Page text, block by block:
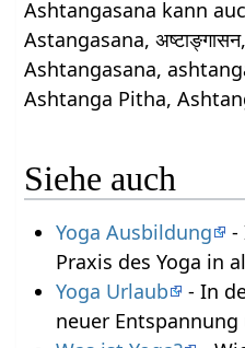
Ashtangasana kann
Astangasana,
Ashtangasana,
Ashtanga Pitha,
Siehe auch
Yoga Ausbildung
-
Praxis des Yoga in
Yoga Urlaub
- In
neuer